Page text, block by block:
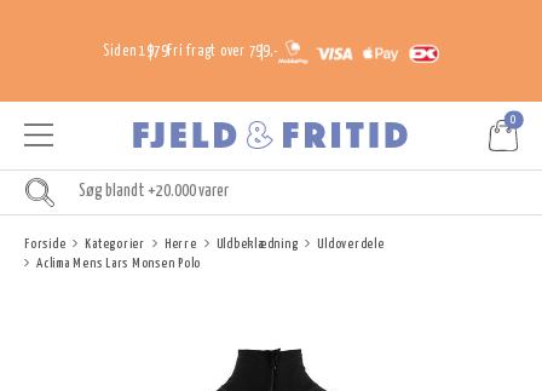
Siden 1979Fri fragt over 799,-
0
Forside Kategorier Herre Uldbeklædning
Uldoverdele
Aclima Mens Lars Monsen Polo